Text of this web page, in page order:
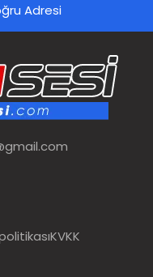
Adresi
KVKK